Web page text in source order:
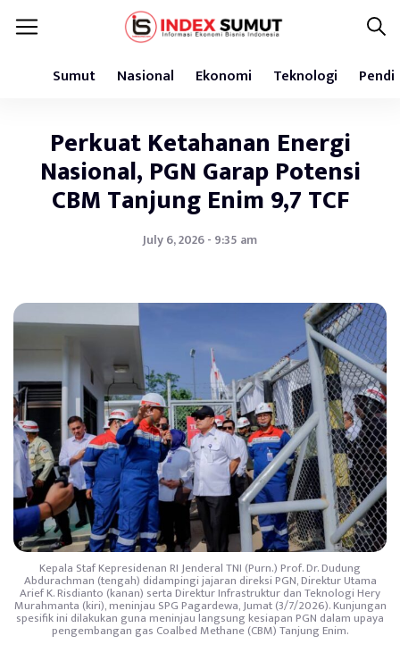
Sumut Nasional Ekonomi Teknologi
Perkuat Ketahanan Energi
Nasional, PGN Garap Potensi
CBM Tanjung Enim 9,7 TCF
July 6, 2026 - 9:35 am
Kepala Staf Kepresidenan RI Jenderal TNI (Purn.) Prof. Dr. Dudung
Abdurachman (tengah) didampingi jajaran direksi PGN, Direktur Utama
Arief K. Risdianto (kanan) serta Direktur Infrastruktur dan Teknologi Hery
Murahmanta (kiri), meninjau SPG Pagardewa, Jumat (3/7/2026). Kunjungan
spesifik ini dilakukan guna meninjau langsung kesiapan PGN dalam upaya
pengembangan gas Coalbed Methane (CBM) Tanjung Enim.